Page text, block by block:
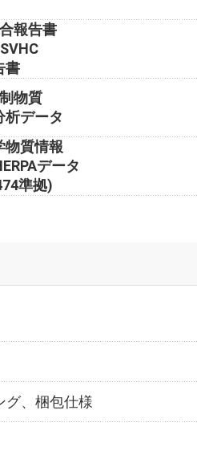
報告書
書
物質
析データ
物質情報
データ
準拠)
グ、梱包仕様